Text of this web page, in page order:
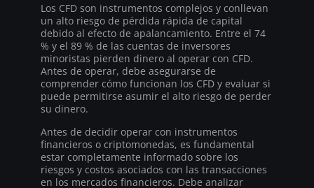
Los CFD son instrumentos complejos y conllevan
un alto riesgo de pérdida rápida de capital
debido al efecto de apalancamiento. Entre el 74
% y el 89 % de las cuentas de inversores
minoristas pierden dinero al operar con CFD.
Antes de operar, debe asegurarse de
comprender cómo funcionan los CFD y evaluar si
puede permitirse asumir el alto riesgo de perder
su dinero.
Antes de decidir operar con instrumentos
financieros o criptomonedas, es fundamental
estar completamente informado sobre los
riesgos y costos asociados con las transacciones
en los mercados financieros. Debe analizar